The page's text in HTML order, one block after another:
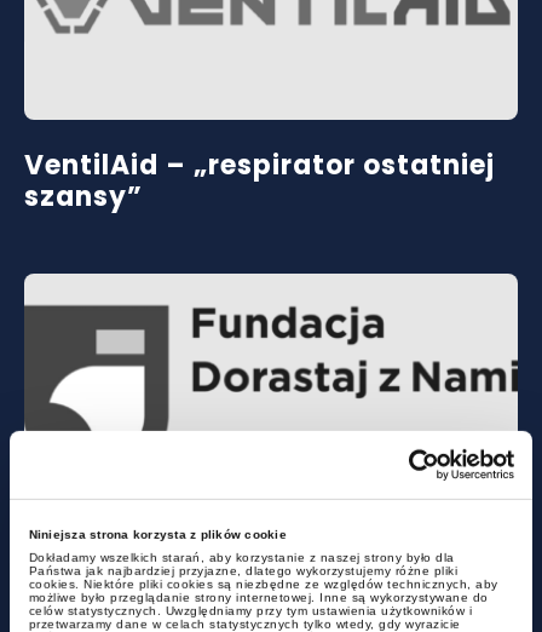
Niniejsza strona korzysta z plików cookie
Dokładamy wszelkich starań, aby korzystanie z naszej strony było dla
Państwa jak najbardziej przyjazne, dlatego wykorzystujemy różne pliki
cookies. Niektóre pliki cookies są niezbędne ze względów technicznych, aby
możliwe było przeglądanie strony internetowej. Inne są wykorzystywane do
celów statystycznych. Uwzględniamy przy tym ustawienia użytkowników i
przetwarzamy dane w celach statystycznych tylko wtedy, gdy wyrazicie
VentilAid – „respirator ostatniej
szansy”
Fundacja Dorastaj z Nami